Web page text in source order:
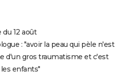
12 août
: "avoir la peau qui pèle n'est
d'un gros traumatisme et c'est
enfants"